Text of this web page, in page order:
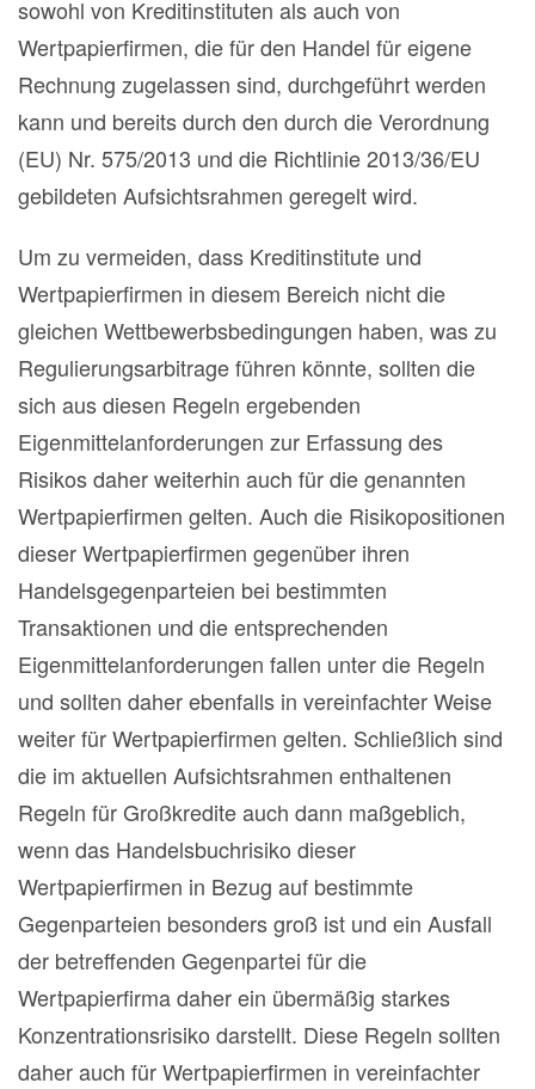
sowohl von Kreditinstituten als auch von
Wertpapierfirmen, die für den Handel für eigene
Rechnung zugelassen sind, durchgeführt werden
kann und bereits durch den durch die Verordnung
(EU) Nr. 575/2013 und die Richtlinie 2013/36/EU
gebildeten Aufsichtsrahmen geregelt wird.
Um zu vermeiden, dass Kreditinstitute und
Wertpapierfirmen in diesem Bereich nicht die
gleichen Wettbewerbsbedingungen haben, was zu
Regulierungsarbitrage führen könnte, sollten die
sich aus diesen Regeln ergebenden
Eigenmittelanforderungen zur Erfassung des
Risikos daher weiterhin auch für die genannten
Wertpapierfirmen gelten. Auch die Risikopositionen
dieser Wertpapierfirmen gegenüber ihren
Handelsgegenparteien bei bestimmten
Transaktionen und die entsprechenden
Eigenmittelanforderungen fallen unter die Regeln
und sollten daher ebenfalls in vereinfachter Weise
weiter für Wertpapierfirmen gelten. Schließlich sind
die im aktuellen Aufsichtsrahmen enthaltenen
Regeln für Großkredite auch dann maßgeblich,
wenn das Handelsbuchrisiko dieser
Wertpapierfirmen in Bezug auf bestimmte
Gegenparteien besonders groß ist und ein Ausfall
der betreffenden Gegenpartei für die
Wertpapierfirma daher ein übermäßig starkes
Konzentrationsrisiko darstellt. Diese Regeln sollten
daher auch für Wertpapierfirmen in vereinfachter